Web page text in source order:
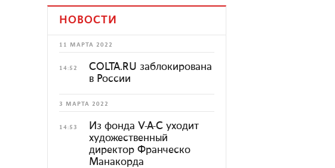
НОВОСТИ
11 МАРТА 2022
14:52
COLTA.RU заблокирована
в России
3 МАРТА 2022
14:53
Из фонда V-A-C уходит
художественный
директор Франческо
Манакорда